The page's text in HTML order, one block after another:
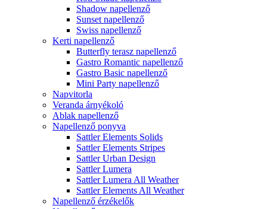
Shadow napellenző
Sunset napellenző
Swiss napellenző
Kerti napellenző
Butterfly terasz napellenző
Gastro Romantic napellenző
Gastro Basic napellenző
Mini Party napellenző
Napvitorla
Veranda árnyékoló
Ablak napellenző
Napellenző ponyva
Sattler Elements Solids
Sattler Elements Stripes
Sattler Urban Design
Sattler Lumera
Sattler Lumera All Weather
Sattler Elements All Weather
Napellenző érzékelők